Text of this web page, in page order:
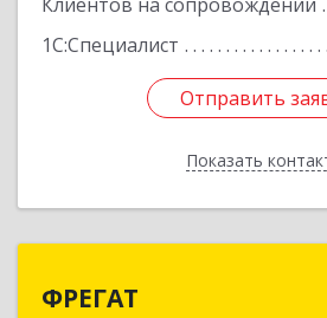
1С:Специалист
Отправить
Показать
Отправить
Назад
ФРЕГАТ